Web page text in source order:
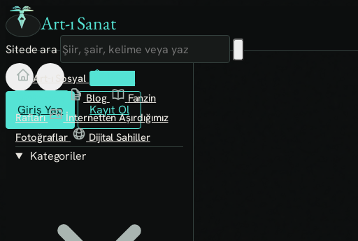
Art-ı Sanat
Sitede ara
Giriş Yap Kayıt Ol
Art-ı Sosyal
Blog
Fanzin
Rafları
İnternetten Aşırdığımız
Fotoğraflar
Dijital Sahiller
Kategoriler